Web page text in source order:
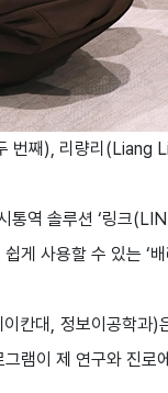
째), 리량리(Liang
통역 솔루션 ‘링크
쉽게 사용할 수 있는
칸대, 정보이공학과
램이 제 연구와 진로